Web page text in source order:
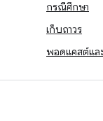
กรณีศึกษา
เก็บถาวร
พอดแคสต์แล